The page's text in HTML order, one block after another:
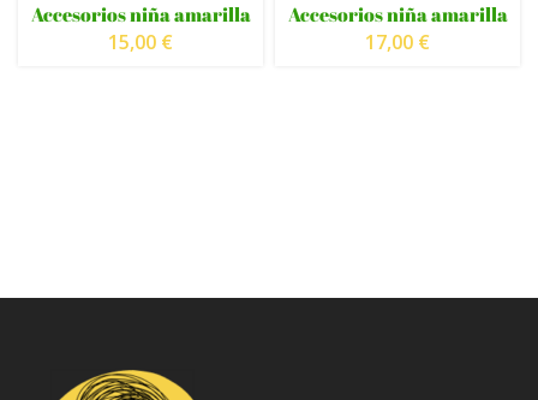
Accesorios niña amarilla
15,00 €
Accesorios niña amarilla
17,00 €